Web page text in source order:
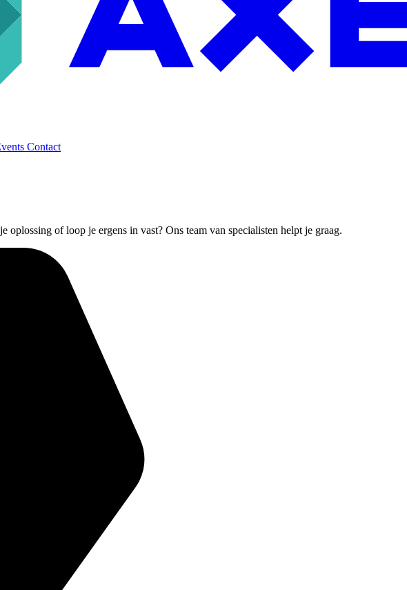
Contact
of loop je ergens in vast? Ons team van specialisten helpt je graag.